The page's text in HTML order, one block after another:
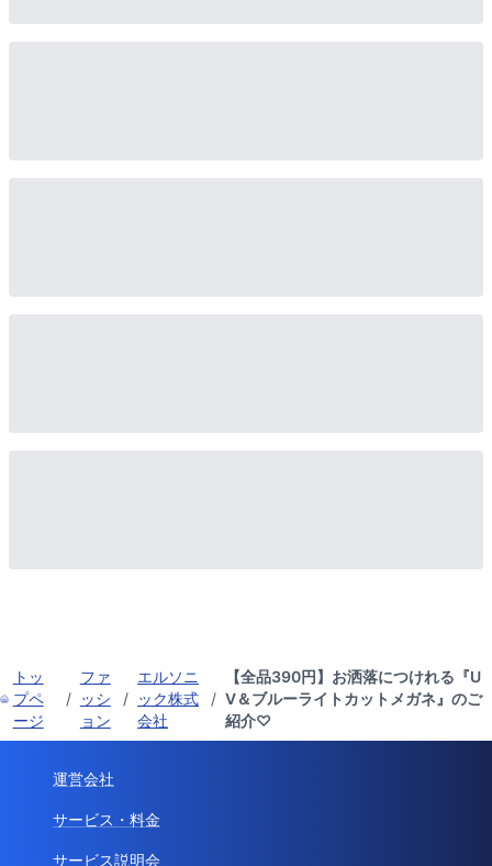
トッ
プペ
ージ
/
ファ
ッシ
ョン
/
エルソニ
ック株式
会社
/
【全品390円】お洒落につけれる『U
V＆ブルーライトカットメガネ』のご
紹介♡
運営会社
サービス・料金
サービス説明会